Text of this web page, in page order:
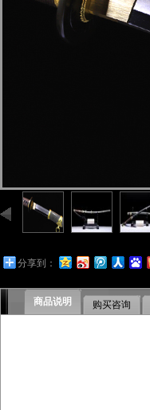
分享到：
商品说明 购买咨询